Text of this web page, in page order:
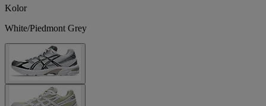
Kolor
White/Piedmont Grey